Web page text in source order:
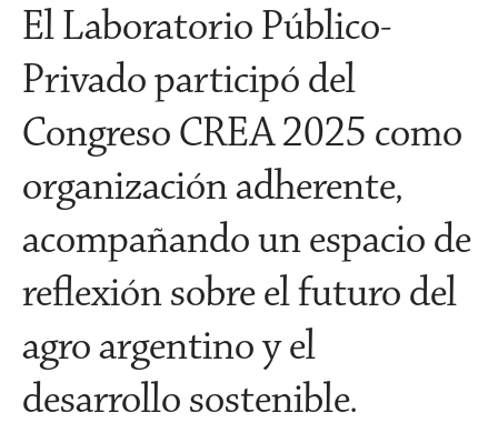
El Laboratorio Público-
Privado participó del
Congreso CREA 2025 como
organización adherente,
acompañando un espacio de
reflexión sobre el futuro del
agro argentino y el
desarrollo sostenible.